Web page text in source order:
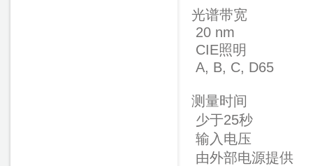
光谱带宽
20 nm
CIE照明
A, B, C, D65
测量时间
少于25秒
输入电压
由外部电源提供